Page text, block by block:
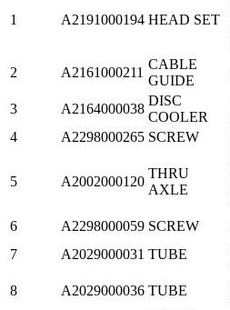
1 A2191000194 HEAD SET
2 A2161000211
CABLE
GUIDE
3 A2164000038
DISC
COOLER
4
A2298000265 SCREW
5 A2002000120
THRU
AXLE
6 A2298000059 SCREW
7
A2029000031 TUBE
8 A2029000036 TUBE